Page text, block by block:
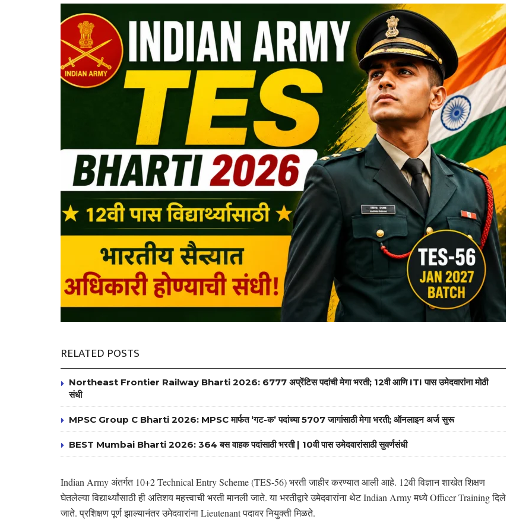
RELATED POSTS
Northeast Frontier Railway Bharti 2026: 6777 अप्रेंटिस पदांची मेगा भरती; 12वी आणि ITI पास उमेदवारांना मोठी
संधी
MPSC Group C Bharti 2026: MPSC मार्फत ‘गट-क’ पदांच्या 5707 जागांसाठी मेगा भरती; ऑनलाइन अर्ज सुरू
BEST Mumbai Bharti 2026: 364 बस वाहक पदांसाठी भरती | 10वी पास उमेदवारांसाठी सुवर्णसंधी
Indian Army अंतर्गत 10+2 Technical Entry Scheme (TES-56) भरती जाहीर करण्यात आली आहे. 12वी विज्ञान शाखेत शिक्षण
घेतलेल्या विद्यार्थ्यांसाठी ही अतिशय महत्त्वाची भरती मानली जाते. या भरतीद्वारे उमेदवारांना थेट Indian Army मध्ये Officer Training दिले
जाते. प्रशिक्षण पूर्ण झाल्यानंतर उमेदवारांना Lieutenant पदावर नियुक्ती मिळते.